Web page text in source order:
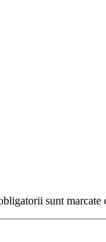
sunt marcate